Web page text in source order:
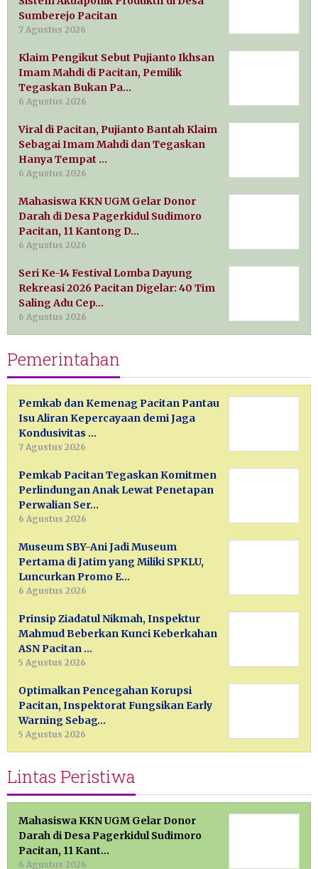
Sumberejo Pacitan
7 Agustus 2026
Klaim Pengikut Sebut Pujianto Ikhsan
Imam Mahdi di Pacitan, Pemilik
Tegaskan Bukan Pa…
6 Agustus 2026
Viral di Pacitan, Pujianto Bantah Klaim
Sebagai Imam Mahdi dan Tegaskan
Hanya Tempat …
6 Agustus 2026
Mahasiswa KKN UGM Gelar Donor
Darah di Desa Pagerkidul Sudimoro
Pacitan, 11 Kantong D…
6 Agustus 2026
Seri Ke-14 Festival Lomba Dayung
Rekreasi 2026 Pacitan Digelar: 40 Tim
Saling Adu Cep…
6 Agustus 2026
Pemerintahan
Pemkab dan Kemenag Pacitan Pantau
Isu Aliran Kepercayaan demi Jaga
Kondusivitas …
7 Agustus 2026
Pemkab Pacitan Tegaskan Komitmen
Perlindungan Anak Lewat Penetapan
Perwalian Ser…
6 Agustus 2026
Museum SBY-Ani Jadi Museum
Pertama di Jatim yang Miliki SPKLU,
Luncurkan Promo E…
6 Agustus 2026
Prinsip Ziadatul Nikmah, Inspektur
Mahmud Beberkan Kunci Keberkahan
ASN Pacitan …
5 Agustus 2026
Optimalkan Pencegahan Korupsi
Pacitan, Inspektorat Fungsikan Early
Warning Sebag…
5 Agustus 2026
Lintas Peristiwa
Mahasiswa KKN UGM Gelar Donor
Darah di Desa Pagerkidul Sudimoro
Pacitan, 11 Kant…
6 Agustus 2026